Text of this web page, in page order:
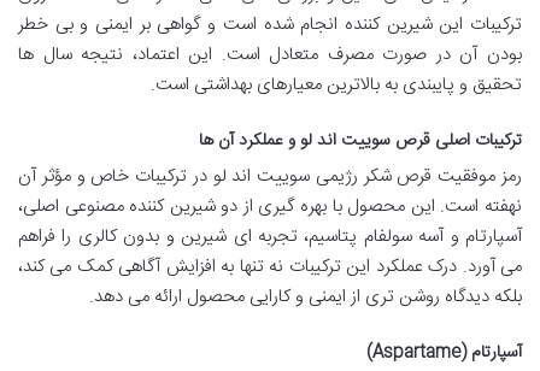
ترکیبات این شیرین کننده انجام شده است و گواهی بر ایمنی و بی خطر
بودن آن در صورت مصرف متعادل است. این اعتماد، نتیجه سال ها
تحقیق و پایبندی به بالاترین معیارهای بهداشتی است.
ترکیبات اصلی قرص سوییت اند لو و عملکرد آن ها
رمز موفقیت قرص شکر رژیمی سوییت اند لو در ترکیبات خاص و مؤثر آن
نهفته است. این محصول با بهره گیری از دو شیرین کننده مصنوعی اصلی،
آسپارتام و آسه سولفام پتاسیم، تجربه ای شیرین و بدون کالری را فراهم
می آورد. درک عملکرد این ترکیبات نه تنها به افزایش آگاهی کمک می کند،
بلکه دیدگاه روشن تری از ایمنی و کارایی محصول ارائه می دهد.
آسپارتام (Aspartame)